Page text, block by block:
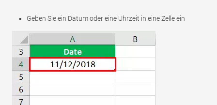
Geben Sie ein Datum oder eine Uhrzeit in eine Zelle ein